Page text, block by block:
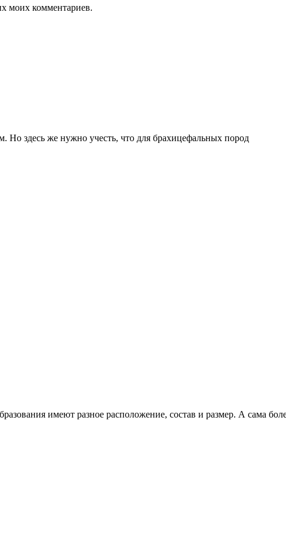
моих комментариев.
Но здесь же нужно учесть, что для брахицефальных пород
имеют разное расположение, состав и размер. А сама